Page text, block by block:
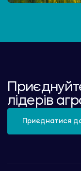
лідерів
Приєднатися